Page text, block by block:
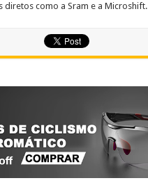
diretos como a Sram e a Microshift.